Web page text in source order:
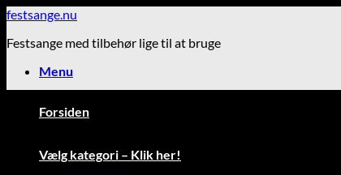
Fortsæt
indhold
festsange.nu
Festsange med tilbehør lige til at bruge
Menu
Forsiden
Vælg kategori – Klik her!